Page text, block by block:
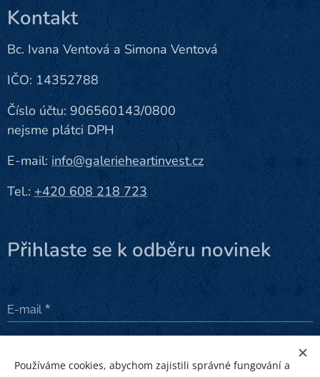
Kontakt
Bc. Ivana Ventová a Simona Ventová
IČO: 14352788
Číslo účtu: 906560143/0800
nejsme plátci DPH
E-mail: info@galerieheartinvest.cz
Tel.:+420 608 218 723
Přihlaste se k odběru novinek
E-mail
Odeslat
Používáme cookies, abychom zajistili správné fungování a